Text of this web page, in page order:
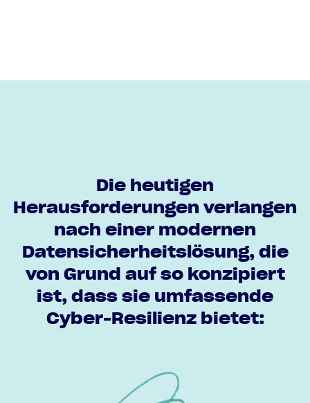
Die heutigen
Herausforderungen verlangen
nach einer modernen
Datensicherheitslösung, die
von Grund auf so konzipiert
ist, dass sie umfassende
Cyber-Resilienz bietet: